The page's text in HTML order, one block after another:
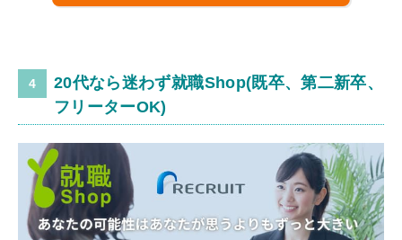
20代なら迷わず就職Shop(既卒、第二新卒、
フリーターOK)